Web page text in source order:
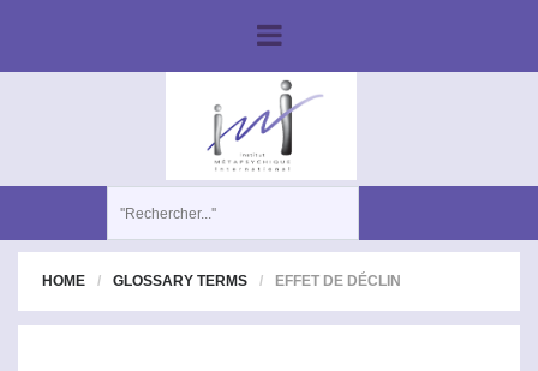
HOME GLOSSARY TERMS EFFET DE DÉCLIN